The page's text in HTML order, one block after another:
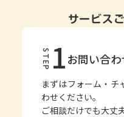
サービス
STEP 1お問い合
まずはフォーム・チ
わせください。
ご相談だけでも大丈